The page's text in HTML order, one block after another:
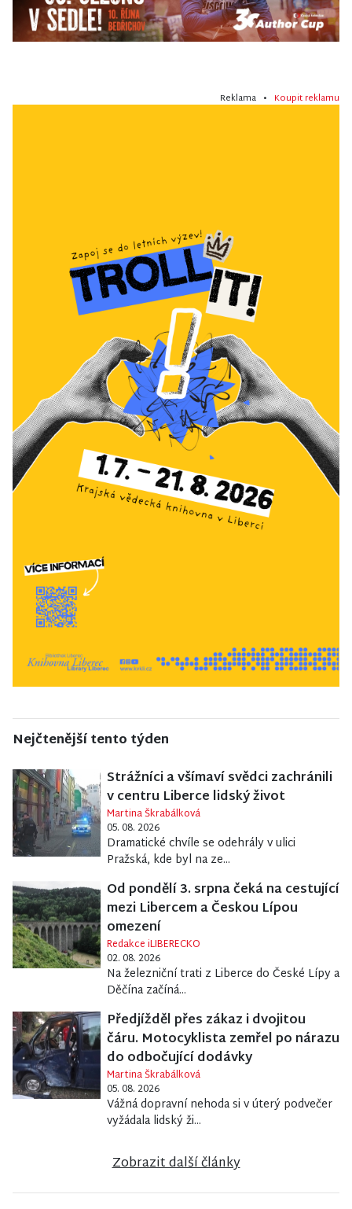
Reklama • Koupit reklamu
Nejčtenější tento týden
Strážníci a všímaví svědci zachránili
v centru Liberce lidský život
Martina Škrabálková
05. 08. 2026
Dramatické chvíle se odehrály v ulici
Pražská, kde byl na ze...
Od pondělí 3. srpna čeká na cestující
mezi Libercem a Českou Lípou
omezení
Redakce iLIBERECKO
02. 08. 2026
Na železniční trati z Liberce do České Lípy a
Děčína začíná...
Předjížděl přes zákaz i dvojitou
čáru. Motocyklista zemřel po nárazu
do odbočující dodávky
Martina Škrabálková
05. 08. 2026
Vážná dopravní nehoda si v úterý podvečer
vyžádala lidský ži...
Zobrazit další články